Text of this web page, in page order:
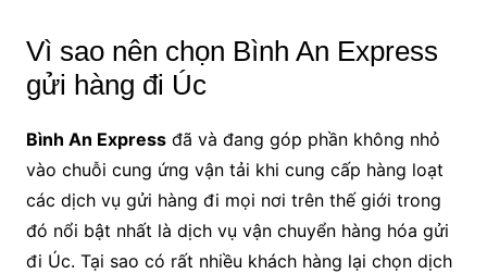
Vì sao nên chọn Bình An Express
gửi hàng đi Úc
Bình An Expressđã và đang góp phần không nhỏ
vào chuỗi cung ứng vận tải khi cung cấp hàng loạt
các dịch vụ gửi hàng đi mọi nơi trên thế giới trong
đó nổi bật nhất là dịch vụ vận chuyển hàng hóa gửi
đi Úc. Tại sao có rất nhiều khách hàng lại chọn dịch